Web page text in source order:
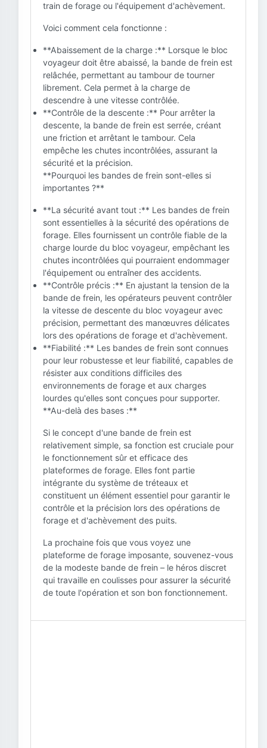
train de forage ou l'équipement d'achèvement.
Voici comment cela fonctionne :
**Abaissement de la charge :** Lorsque le bloc
voyageur doit être abaissé, la bande de frein est
relâchée, permettant au tambour de tourner
librement. Cela permet à la charge de
descendre à une vitesse contrôlée.
**Contrôle de la descente :** Pour arrêter la
descente, la bande de frein est serrée, créant
une friction et arrêtant le tambour. Cela
empêche les chutes incontrôlées, assurant la
sécurité et la précision.
**Pourquoi les bandes de frein sont-elles si
importantes ?**
**La sécurité avant tout :** Les bandes de frein
sont essentielles à la sécurité des opérations de
forage. Elles fournissent un contrôle fiable de la
charge lourde du bloc voyageur, empêchant les
chutes incontrôlées qui pourraient endommager
l'équipement ou entraîner des accidents.
**Contrôle précis :** En ajustant la tension de la
bande de frein, les opérateurs peuvent contrôler
la vitesse de descente du bloc voyageur avec
précision, permettant des manœuvres délicates
lors des opérations de forage et d'achèvement.
**Fiabilité :** Les bandes de frein sont connues
pour leur robustesse et leur fiabilité, capables de
résister aux conditions difficiles des
environnements de forage et aux charges
lourdes qu'elles sont conçues pour supporter.
**Au-delà des bases :**
Si le concept d'une bande de frein est
relativement simple, sa fonction est cruciale pour
le fonctionnement sûr et efficace des
plateformes de forage. Elles font partie
intégrante du système de tréteaux et
constituent un élément essentiel pour garantir le
contrôle et la précision lors des opérations de
forage et d'achèvement des puits.
La prochaine fois que vous voyez une
plateforme de forage imposante, souvenez-vous
de la modeste bande de frein – le héros discret
qui travaille en coulisses pour assurer la sécurité
de toute l'opération et son bon fonctionnement.